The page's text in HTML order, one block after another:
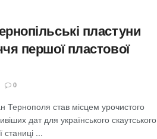
пластуни
першої пластової
0
Тернополя став місцем урочистого
дат для українського скаутського
станиці ...